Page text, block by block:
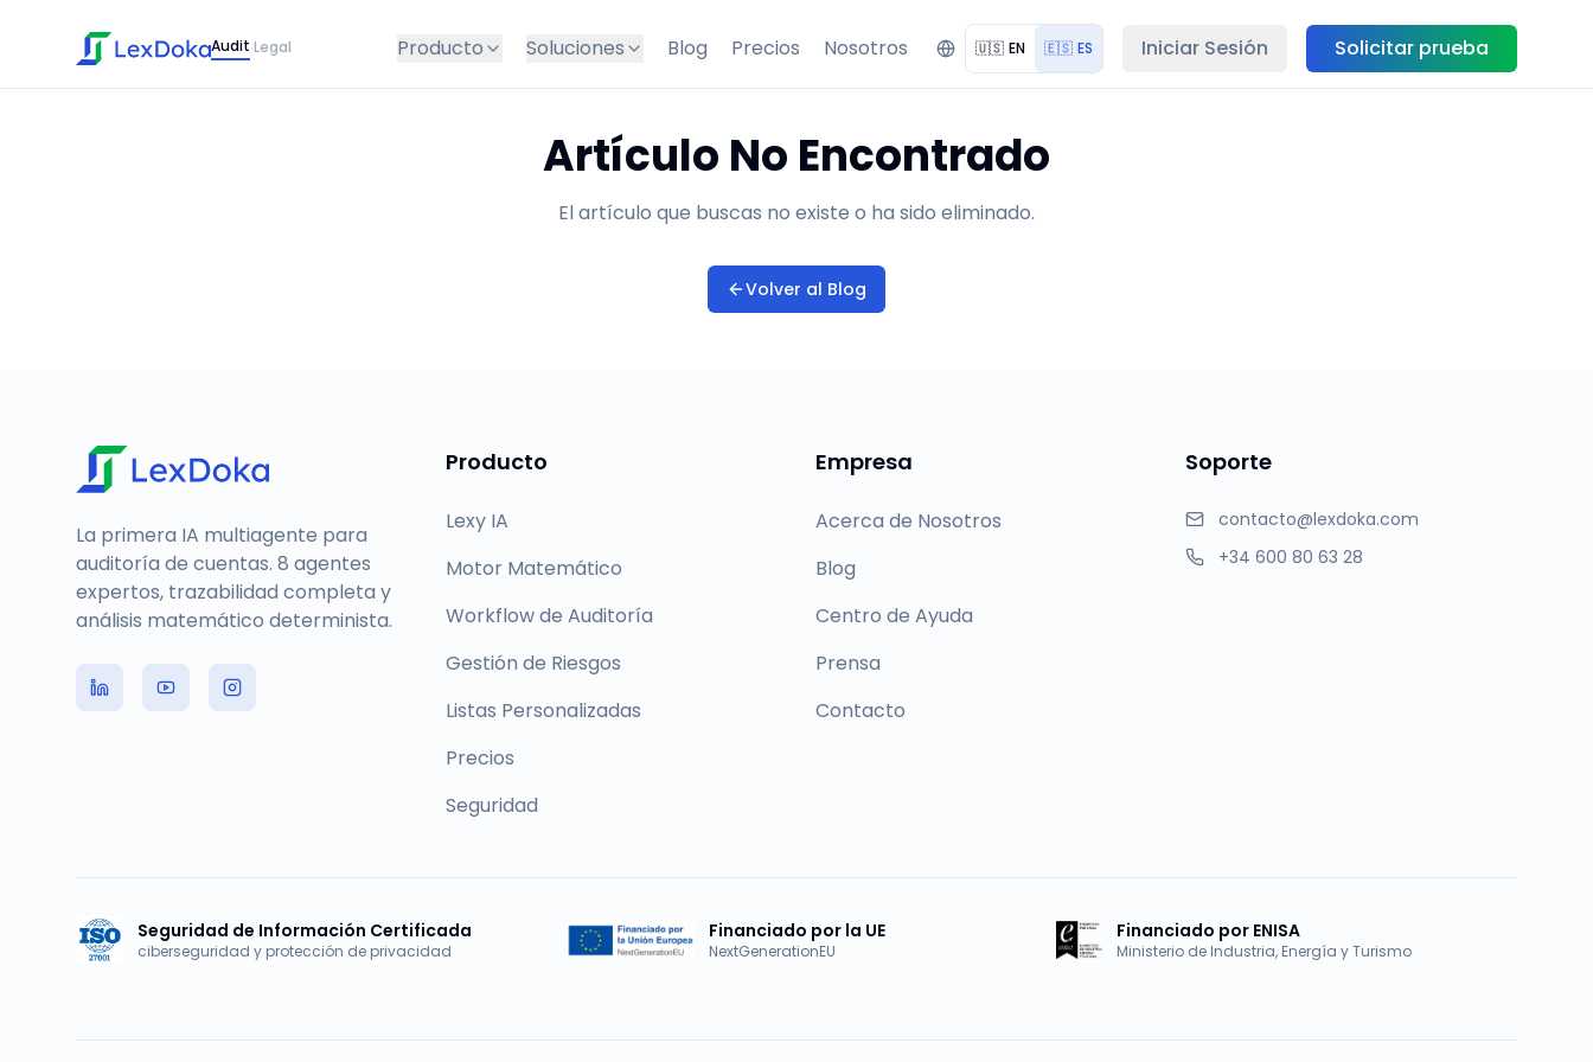
Audit·Legal Producto Soluciones Blog Precios Nosotros 🇺🇸 EN 🇪🇸 ES Iniciar Sesión Solicitar prueba
Artículo No Encontrado
El artículo que buscas no existe o ha sido eliminado.
Volver al Blog
La primera IA multiagente para
auditoría de cuentas. 8 agentes
expertos, trazabilidad completa y
análisis matemático determinista.
Producto
Lexy IA
Motor Matemático
Workflow de Auditoría
Gestión de Riesgos
Listas Personalizadas
Precios
Seguridad
Empresa
Acerca de Nosotros
Blog
Centro de Ayuda
Prensa
Contacto
Soporte
contacto@lexdoka.com
+34 600 80 63 28
Seguridad de Información Certificada
ciberseguridad y protección de privacidad
Financiado por la UE
NextGenerationEU
Financiado por ENISA
Ministerio de Industria, Energía y Turismo